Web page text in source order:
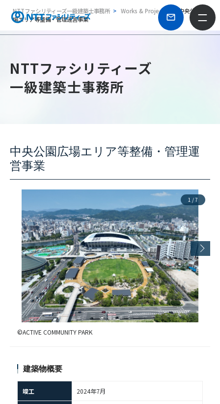
NTTファシリティーズ一級建築士事務所 Works & Projects
中央公園広
場エリア等整備・管理運営事業
NTTファシリティーズ
一級建築士事務所
中央公園広場エリア等整備・管理運
営事業
1 /7
©ACTIVE COMMUNITY PARK
建築物概要
竣工 2024年7月